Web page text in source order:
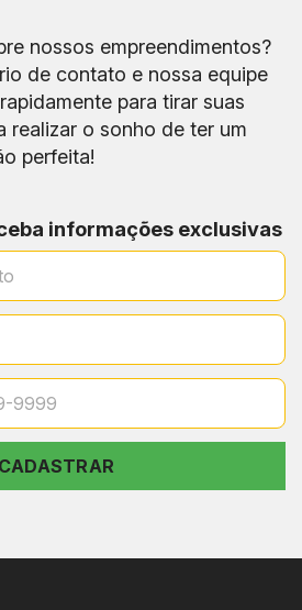
nossos empreendimentos?
de contato e nossa equipe
para tirar suas
realizar o sonho de ter um
perfeita!
informações exclusivas
CADASTRAR